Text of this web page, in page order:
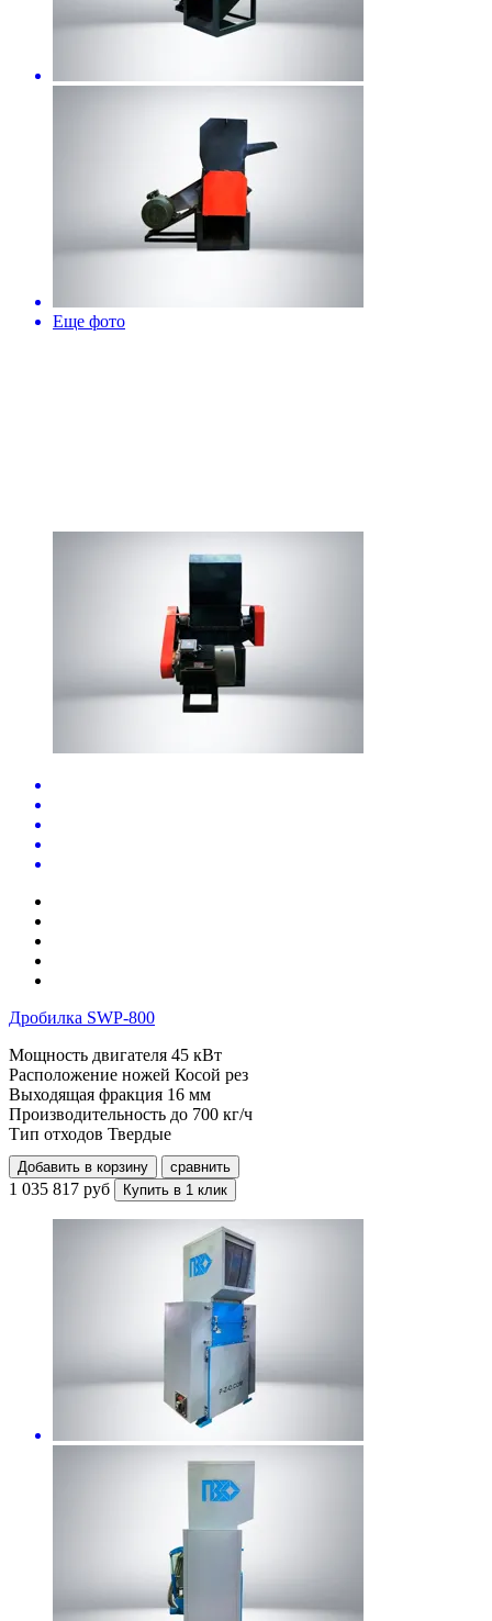
Еще фото
Дробилка SWP-800
Мощность двигателя 45 кВт
Расположение ножей Косой рез
Выходящая фракция 16 мм
Производительность до 700 кг/ч
Тип отходов Твердые
Добавить в корзину сравнить
1 035 817 руб Купить в 1 клик